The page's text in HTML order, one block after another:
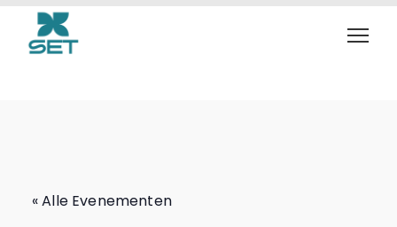
Textiel Cafe
« Alle Evenementen